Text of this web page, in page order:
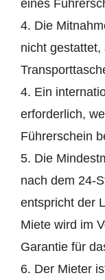
eines
4. Die
nicht
4. Ein
erforderlich,
Führerschein
5. Die
nach dem 24-
entspricht der
Miete wird im
Garantie für
6. Der Mieter